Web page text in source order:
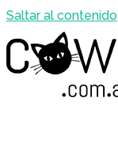
Saltar al contenido